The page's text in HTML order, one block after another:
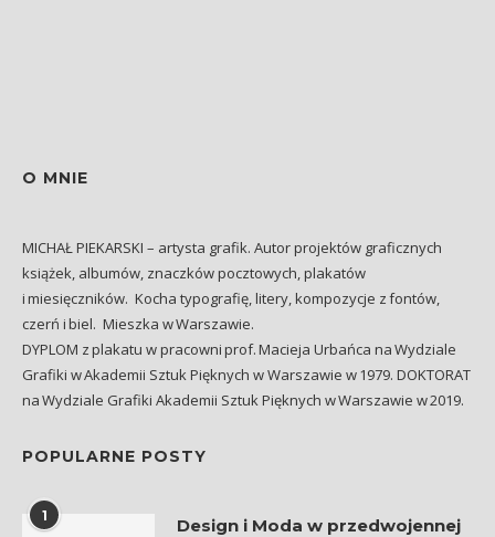
O MNIE
MICHAŁ PIEKARSKI – artysta grafik. Autor projektów graficznych
książek, albumów, znaczków pocztowych, plakatów
i miesięczników. Kocha typografię, litery, kompozycje z fontów,
czerń i biel. Mieszka w Warszawie.
DYPLOM z plakatu w pracowni prof. Macieja Urbańca na Wydziale
Grafiki w Akademii Sztuk Pięknych w Warszawie w 1979. DOKTORAT
na Wydziale Grafiki Akademii Sztuk Pięknych w Warszawie w 2019.
POPULARNE POSTY
1
Design i Moda w przedwojennej